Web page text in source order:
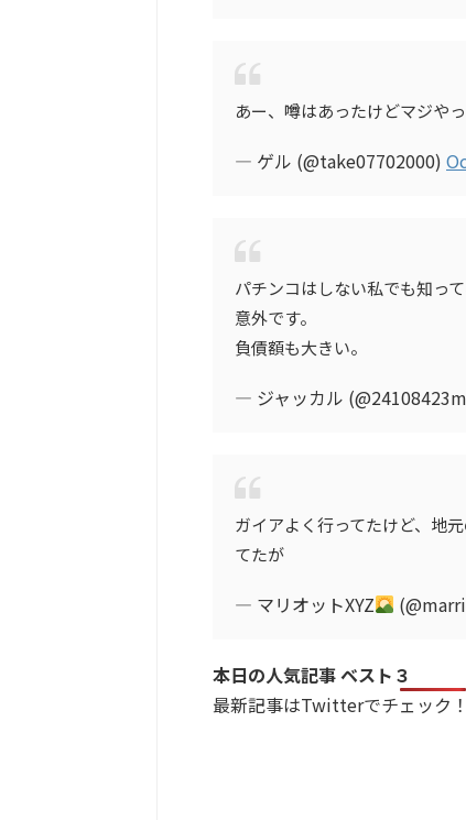
あー、噂はあったけどマジや
— ゲル (@take07702000)
パチンコはしない私でも知って
意外です。
負債額も大きい。
— ジャッカル
ガイアよく行ってたけど、地
てたが
— マリオットXYZ
本日の人気記事 ベスト３
最新記事はTwitterでチェック